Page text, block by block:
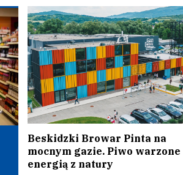
Beskidzki Browar Pinta na
mocnym gazie. Piwo warzone
energią z natury